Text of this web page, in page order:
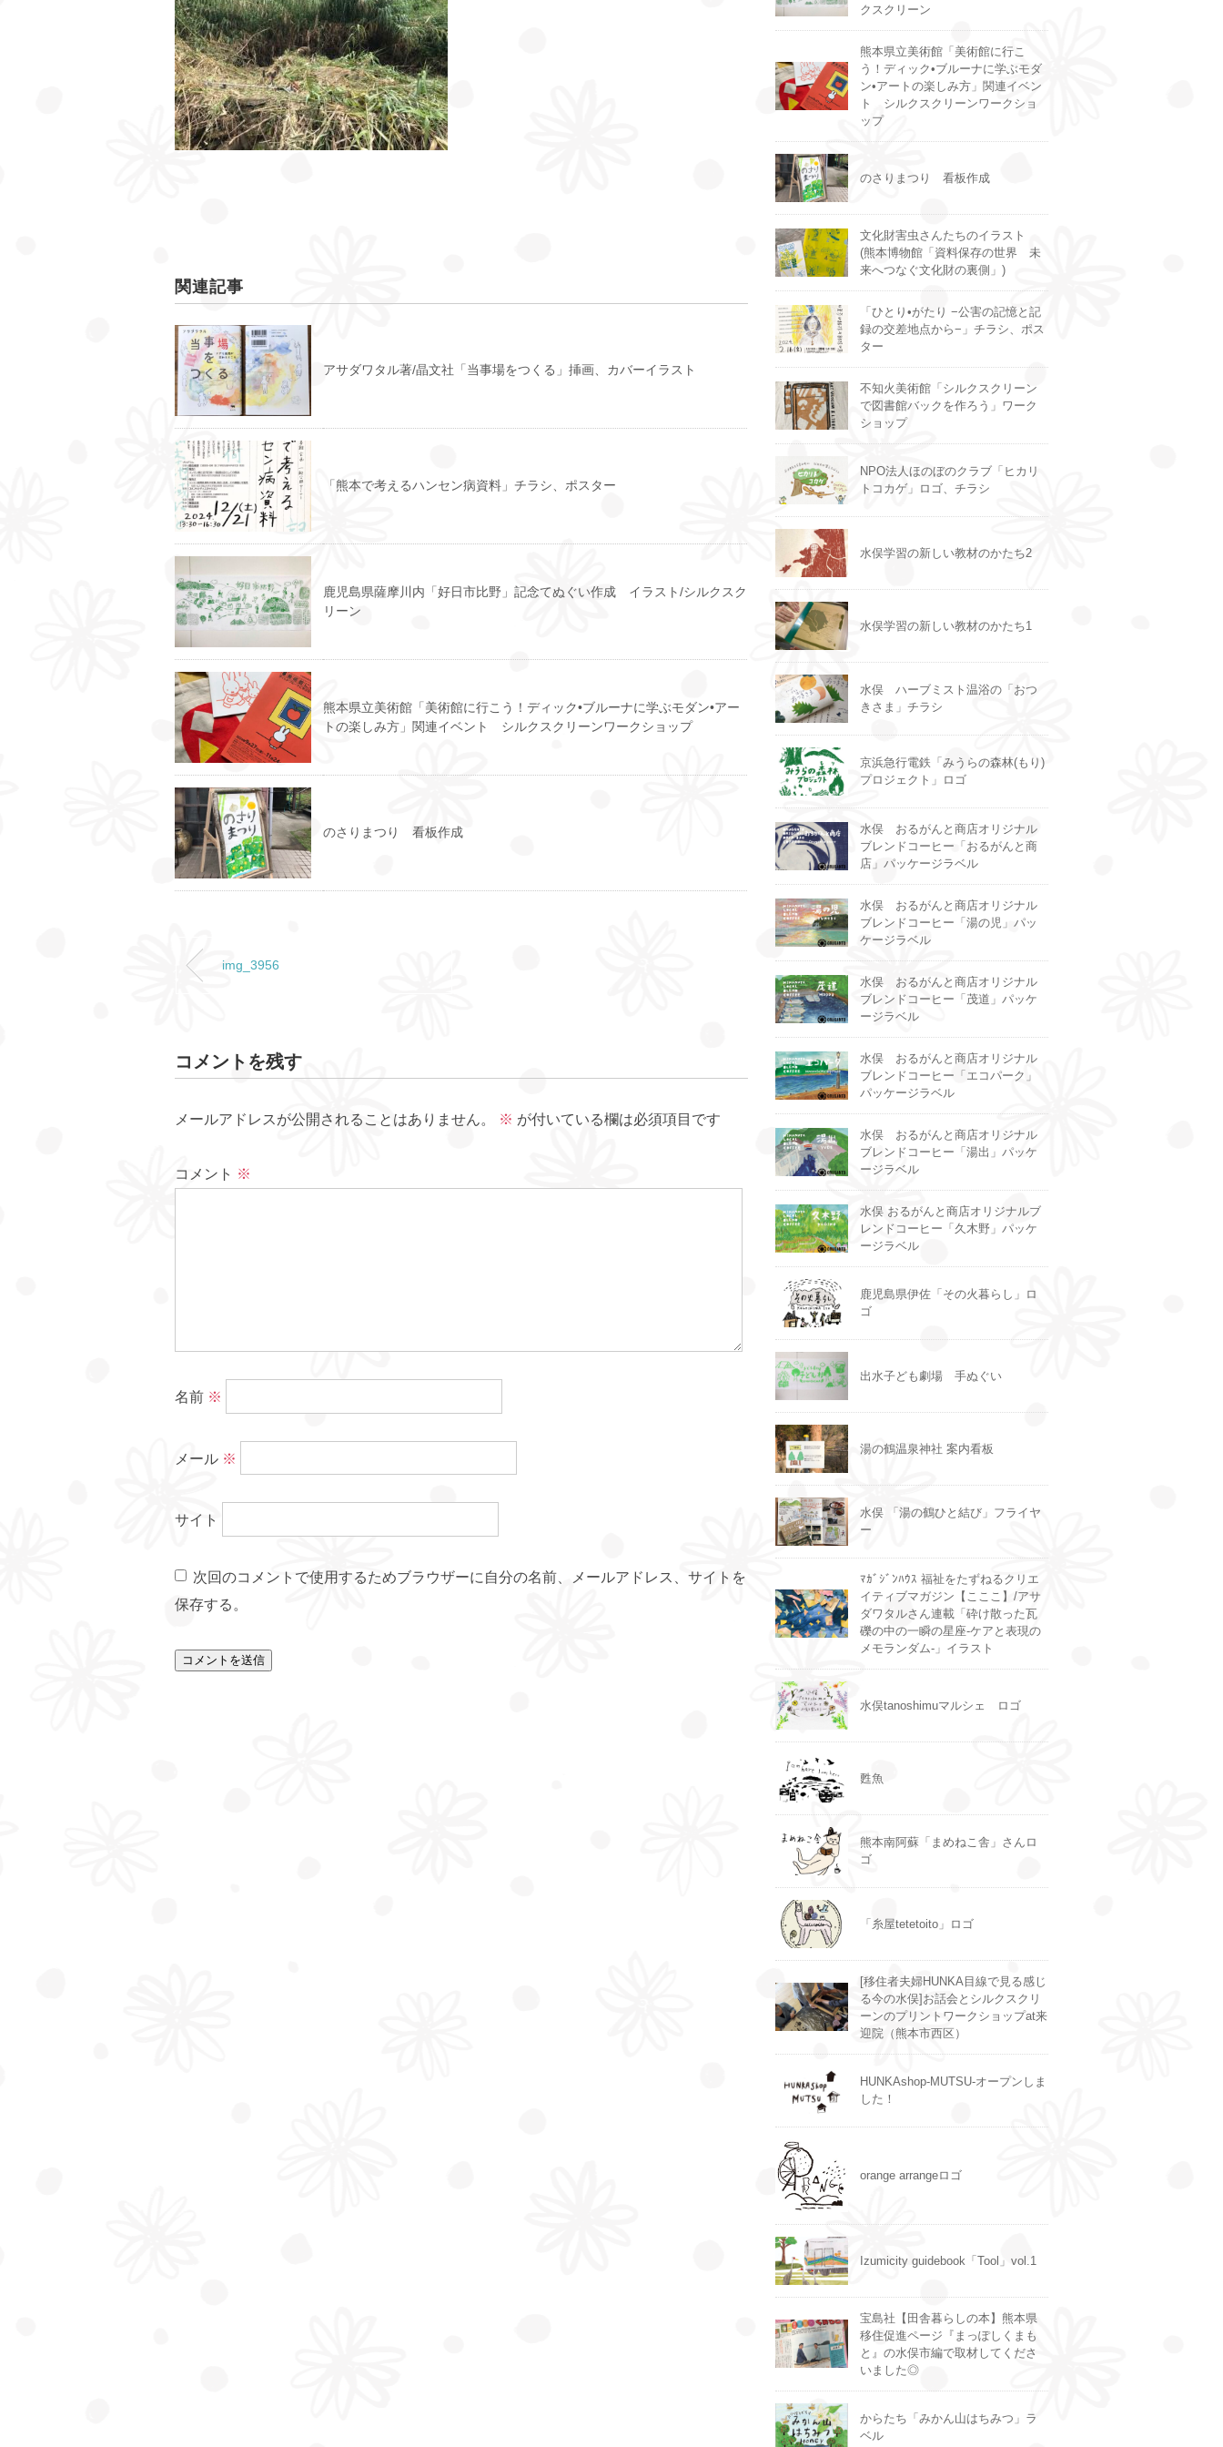
関連記事
アサダワタル著/晶文社「当事場をつくる」挿画、カバーイラスト
「熊本で考えるハンセン病資料」チラシ、ポスター
鹿児島県薩摩川内「好日市比野」記念てぬぐい作成 イラスト/シルクスク
リーン
熊本県立美術館「美術館に行こう！ディック•ブルーナに学ぶモダン•アー
トの楽しみ方」関連イベント シルクスクリーンワークショップ
のさりまつり 看板作成
img_3956
コメントを残す
メールアドレスが公開されることはありません。 ※ が付いている欄は必須項目です
コメント ※
名前 ※
メール ※
サイト
次回のコメントで使用するためブラウザーに自分の名前、メールアドレス、サイトを
保存する。
クスクリーン
熊本県立美術館「美術館に行こ
う！ディック•ブルーナに学ぶモダ
ン•アートの楽しみ方」関連イベン
ト シルクスクリーンワークショ
ップ
のさりまつり 看板作成
文化財害虫さんたちのイラスト
(熊本博物館「資料保存の世界 未
来へつなぐ文化財の裏側」)
「ひとり•がたり −公害の記憶と記
録の交差地点から−」チラシ、ポス
ター
不知火美術館「シルクスクリーン
で図書館バックを作ろう」ワーク
ショップ
NPO法人ほのぼのクラブ「ヒカリ
トコカゲ」ロゴ、チラシ
水俣学習の新しい教材のかたち2
水俣学習の新しい教材のかたち1
水俣 ハーブミスト温浴の「おつ
きさま」チラシ
京浜急行電鉄「みうらの森林(もり)
プロジェクト」ロゴ
水俣 おるがんと商店オリジナル
ブレンドコーヒー「おるがんと商
店」パッケージラベル
水俣 おるがんと商店オリジナル
ブレンドコーヒー「湯の児」パッ
ケージラベル
水俣 おるがんと商店オリジナル
ブレンドコーヒー「茂道」パッケ
ージラベル
水俣 おるがんと商店オリジナル
ブレンドコーヒー「エコパーク」
パッケージラベル
水俣 おるがんと商店オリジナル
ブレンドコーヒー「湯出」パッケ
ージラベル
水俣 おるがんと商店オリジナルブ
レンドコーヒー「久木野」パッケ
ージラベル
鹿児島県伊佐「その火暮らし」ロ
ゴ
出水子ども劇場 手ぬぐい
湯の鶴温泉神社 案内看板
水俣 「湯の鶴ひと結び」フライヤ
ー
ﾏｶﾞｼﾞﾝﾊｳｽ 福祉をたずねるクリエ
イティブマガジン【こここ】/アサ
ダワタルさん連載「砕け散った瓦
礫の中の一瞬の星座-ケアと表現の
メモランダム-」イラスト
水俣tanoshimuマルシェ ロゴ
甦魚
熊本南阿蘇「まめねこ舎」さんロ
ゴ
「糸屋tetetoito」ロゴ
[移住者夫婦HUNKA目線で見る感じ
る今の水俣]お話会とシルクスクリ
ーンのプリントワークショップat来
迎院（熊本市西区）
HUNKAshop-MUTSU-オープンしま
した！
orange arrangeロゴ
Izumicity guidebook「Tool」vol.1
宝島社【田舎暮らしの本】熊本県
移住促進ページ『まっぽしくまも
と』の水俣市編で取材してくださ
いました◎
からたち「みかん山はちみつ」ラ
ベル